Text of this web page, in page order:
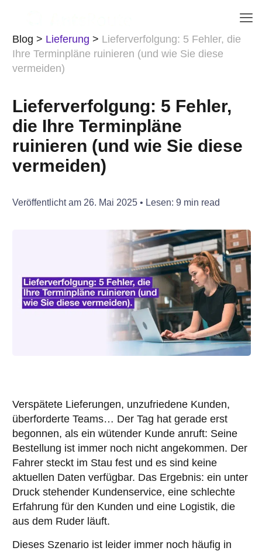
Blog > Lieferung > Lieferverfolgung: 5 Fehler, die
Ihre Terminpläne ruinieren (und wie Sie diese
vermeiden)
Lieferverfolgung: 5 Fehler,
die Ihre Terminpläne
ruinieren (und wie Sie diese
vermeiden)
Veröffentlicht am 26. Mai 2025 • Lesen: 9 min read
Verspätete Lieferungen, unzufriedene Kunden,
überforderte Teams… Der Tag hat gerade erst
begonnen, als ein wütender Kunde anruft: Seine
Bestellung ist immer noch nicht angekommen. Der
Fahrer steckt im Stau fest und es sind keine
aktuellen Daten verfügbar. Das Ergebnis: ein unter
Druck stehender Kundenservice, eine schlechte
Erfahrung für den Kunden und eine Logistik, die
aus dem Ruder läuft.
Dieses Szenario ist leider immer noch häufig in